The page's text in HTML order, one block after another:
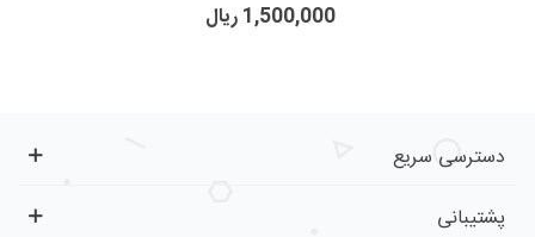
1,500,000 ریال
دسترسی سریع
پشتیبانی